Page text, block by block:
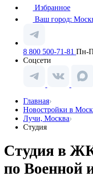
Избранное
Ваш город:
8 800 500-71-81 Пн-
Соцсети
Главная
Новостройки в
Лучи, Москва
Студия
Студия в
по Военной